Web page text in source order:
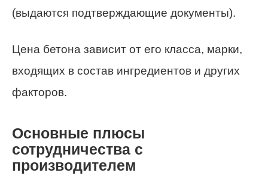
(выдаются подтверждающие документы).
Цена бетона зависит от его класса, марки,
входящих в состав ингредиентов и других
факторов.
Основные плюсы
сотрудничества с
производителем